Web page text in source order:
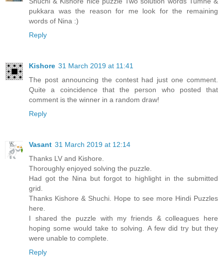
pukkara was the reason for me look for the remaining
words of Nina :)
Reply
Kishore 31 March 2019 at 11:41
The post announcing the contest had just one comment.
Quite a coincidence that the person who posted that
comment is the winner in a random draw!
Reply
Vasant 31 March 2019 at 12:14
Thanks LV and Kishore.
Thoroughly enjoyed solving the puzzle.
Had got the Nina but forgot to highlight in the submitted
grid.
Thanks Kishore & Shuchi. Hope to see more Hindi Puzzles
here.
I shared the puzzle with my friends & colleagues here
hoping some would take to solving. A few did try but they
were unable to complete.
Reply